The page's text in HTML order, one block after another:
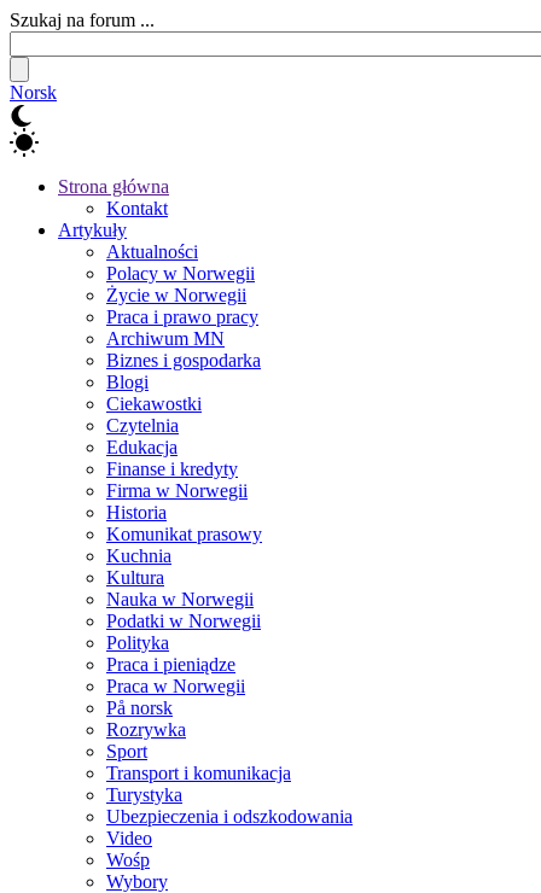
Szukaj na forum ...
Norsk
Strona główna
Kontakt
Artykuły
Aktualności
Polacy w Norwegii
Życie w Norwegii
Praca i prawo pracy
Archiwum MN
Biznes i gospodarka
Blogi
Ciekawostki
Czytelnia
Edukacja
Finanse i kredyty
Firma w Norwegii
Historia
Komunikat prasowy
Kuchnia
Kultura
Nauka w Norwegii
Podatki w Norwegii
Polityka
Praca i pieniądze
Praca w Norwegii
På norsk
Rozrywka
Sport
Transport i komunikacja
Turystyka
Ubezpieczenia i odszkodowania
Video
Wośp
Wybory